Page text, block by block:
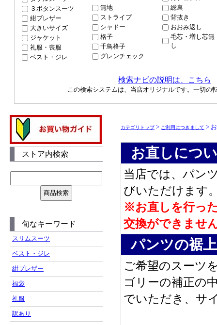
ストア内検索
旬なキーワード
スリムスーツ
ベスト・ジレ
紺ブレザー
福袋
礼服
訳あり
カテゴリトップ> ご利用につきまして >
お直しにつ
当店では、パン
びいただけます
※お直しを行っ
交換ができませ
パンツの裾
ご希望のスーツ
ゴリーの補正の
でいただき、サ